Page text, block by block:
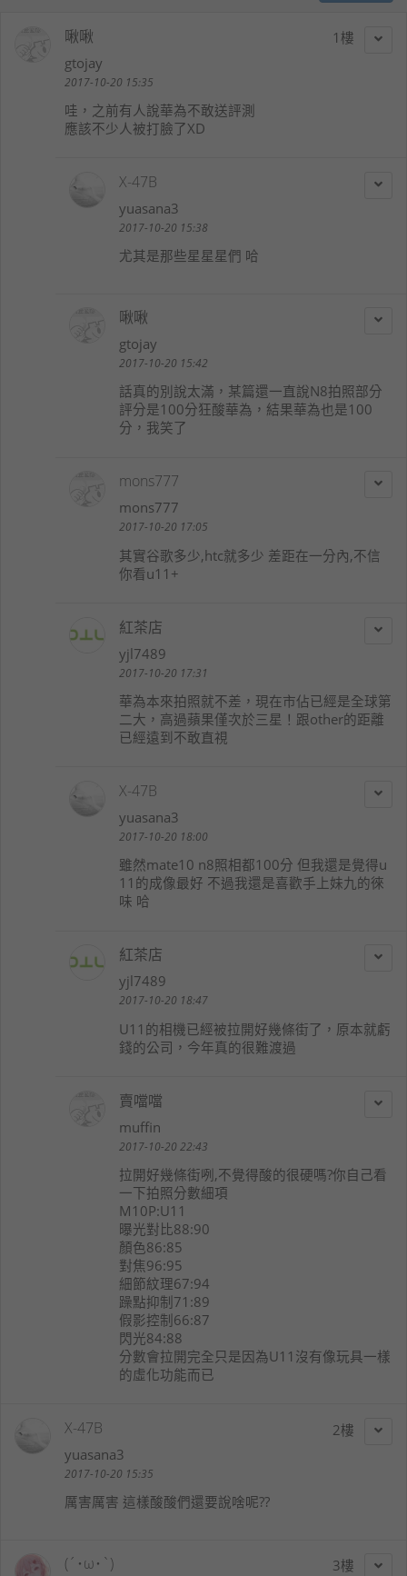
1
啾啾
gtojay
2017-10-20 15:35
哇，之前有人說華為不敢送評測
應該不少人被打臉了XD
X-47B
yuasana3
2017-10-20 15:38
尤其是那些星星星們 哈
啾啾
gtojay
2017-10-20 15:42
話真的別說太滿，某篇還一直說N8拍照部分
評分是100分狂酸華為，結果華為也是100
分，我笑了
mons777
mons777
2017-10-20 17:05
其實谷歌多少,htc就多少 差距在一分內,不信
你看u11+
紅茶店
yjl7489
2017-10-20 17:31
華為本來拍照就不差，現在市佔已經是全球第
二大，高過蘋果僅次於三星！跟other的距離
已經遠到不敢直視
X-47B
yuasana3
2017-10-20 18:00
雖然mate10 n8照相都100分 但我還是覺得u
11的成像最好 不過我還是喜歡手上妹九的徠
味 哈
紅茶店
yjl7489
2017-10-20 18:47
U11的相機已經被拉開好幾條街了，原本就虧
錢的公司，今年真的很難渡過
賣噹噹
muffin
2017-10-20 22:43
拉開好幾條街咧,不覺得酸的很硬嗎?你自己看
一下拍照分數細項
M10P:U11
曝光對比88:90
顏色86:85
對焦96:95
細節紋理67:94
躁點抑制71:89
假影控制66:87
閃光84:88
分數會拉開完全只是因為U11沒有像玩具一樣
的虛化功能而已
2
X-47B
yuasana3
2017-10-20 15:35
厲害厲害 這樣酸酸們還要說啥呢??
3
(´･ω･`)